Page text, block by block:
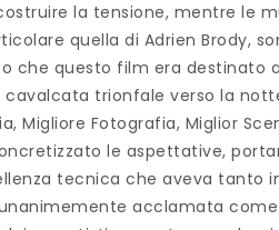
la tensione, mentre le
quella di Adrien Brody,
che questo film era
trionfale verso la
Migliore Fotografia, Miglior
le aspettative,
tecnica che aveva tanto
acclamata come